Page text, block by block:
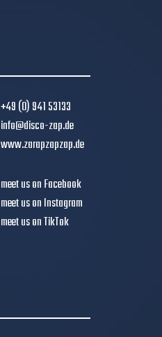
+49 (0) 941 53133
info@disco-zap.de
www.zarapzapzap.de
meet us on Facebook
meet us on Instagram
meet us on TikTok